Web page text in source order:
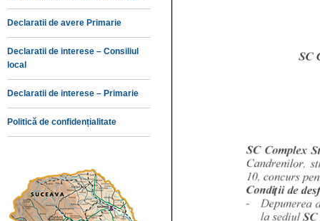
Declaratii de avere Primarie
Declaratii de interese – Consiliul
local
Declaratii de interese – Primarie
Politică de confidențialitate